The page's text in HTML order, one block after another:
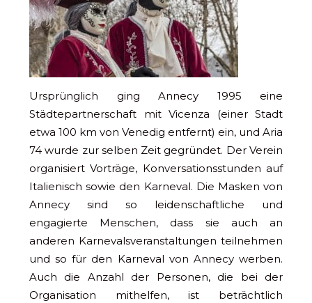
Ursprünglich ging Annecy 1995 eine
Städtepartnerschaft mit Vicenza (einer Stadt
etwa 100 km von Venedig entfernt) ein, und Aria
74 wurde zur selben Zeit gegründet. Der Verein
organisiert Vorträge, Konversationsstunden auf
Italienisch sowie den Karneval. Die Masken von
Annecy sind so leidenschaftliche und
engagierte Menschen, dass sie auch an
anderen Karnevalsveranstaltungen teilnehmen
und so für den Karneval von Annecy werben.
Auch die Anzahl der Personen, die bei der
Organisation mithelfen, ist beträchtlich